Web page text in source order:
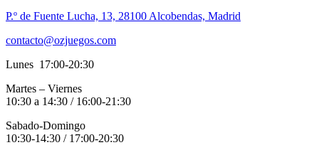
P.º de Fuente Lucha, 13, 28100 Alcobendas, Madrid
contacto@ozjuegos.com
Lunes 17:00-20:30
Martes – Viernes
10:30 a 14:30 / 16:00-21:30
Sabado-Domingo
10:30-14:30 / 17:00-20:30